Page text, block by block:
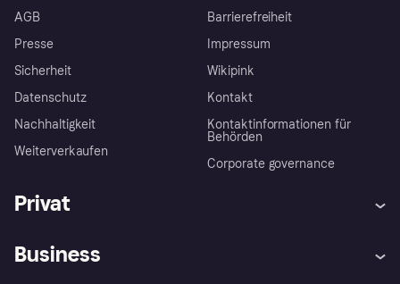
AGB
Presse
Sicherheit
Datenschutz
Nachhaltigkeit
Weiterverkaufen
Barrierefreiheit
Impressum
Wikipink
Kontakt
Kontaktinformationen für
Behörden
Corporate governance
Privat
Business